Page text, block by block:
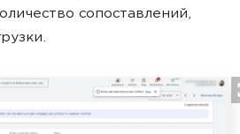
сопоставлений,